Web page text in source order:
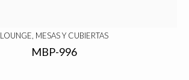
LOUNGE, MESAS Y CUBIERTAS
MBP-996